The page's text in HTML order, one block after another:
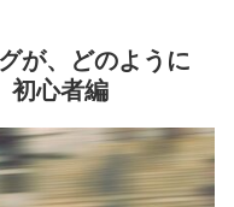
が、どのように
初心者編